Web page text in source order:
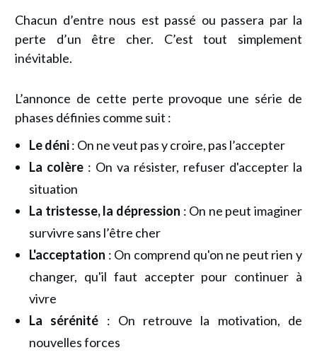
Chacun d’entre nous est passé ou passera par la
perte d’un être cher. C’est tout simplement
inévitable.
L’annonce de cette perte provoque une série de
phases définies comme suit :
Le déni: On ne veut pas y croire, pas l’accepter
La colère : On va résister, refuser d'accepter la
situation
La tristesse, la dépression : On ne peut imaginer
survivre sans l’être cher
L'acceptation : On comprend qu'on ne peut rien y
changer, qu'il faut accepter pour continuer à
vivre
La sérénité : On retrouve la motivation, de
nouvelles forces